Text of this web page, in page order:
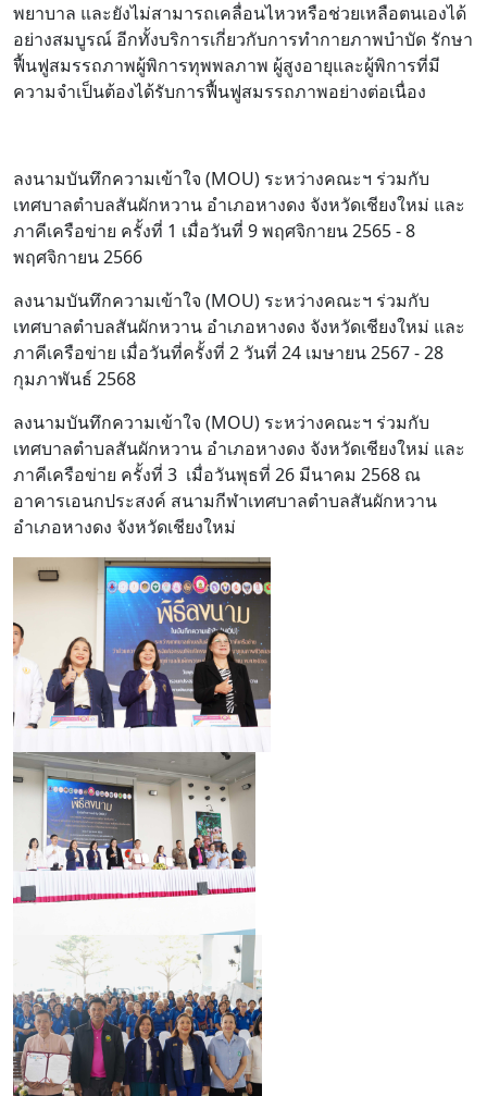
พยาบาล และยังไม่สามารถเคลื่อนไหวหรือช่วยเหลือตนเองได้
อย่างสมบูรณ์ อีกทั้งบริการเกี่ยวกับการทำกายภาพบำบัด รักษา
ฟื้นฟูสมรรถภาพผู้พิการทุพพลภาพ ผู้สูงอายุและผู้พิการที่มี
ความจำเป็นต้องได้รับการฟื้นฟูสมรรถภาพอย่างต่อเนื่อง
ลงนามบันทึกความเข้าใจ (MOU) ระหว่างคณะฯ ร่วมกับ
เทศบาลตำบลสันผักหวาน อำเภอหางดง จังหวัดเชียงใหม่ และ
ภาคีเครือข่าย ครั้งที่ 1 เมื่อวันที่ 9 พฤศจิกายน 2565 - 8
พฤศจิกายน 2566
ลงนามบันทึกความเข้าใจ (MOU) ระหว่างคณะฯ ร่วมกับ
เทศบาลตำบลสันผักหวาน อำเภอหางดง จังหวัดเชียงใหม่ และ
ภาคีเครือข่าย เมื่อวันที่ครั้งที่ 2 วันที่ 24 เมษายน 2567 - 28
กุมภาพันธ์ 2568
ลงนามบันทึกความเข้าใจ (MOU) ระหว่างคณะฯ ร่วมกับ
เทศบาลตำบลสันผักหวาน อำเภอหางดง จังหวัดเชียงใหม่ และ
ภาคีเครือข่าย ครั้งที่ 3 เมื่อวันพุธที่ 26 มีนาคม 2568 ณ
อาคารเอนกประสงค์ สนามกีฬาเทศบาลตำบลสันผักหวาน
อำเภอหางดง จังหวัดเชียงใหม่